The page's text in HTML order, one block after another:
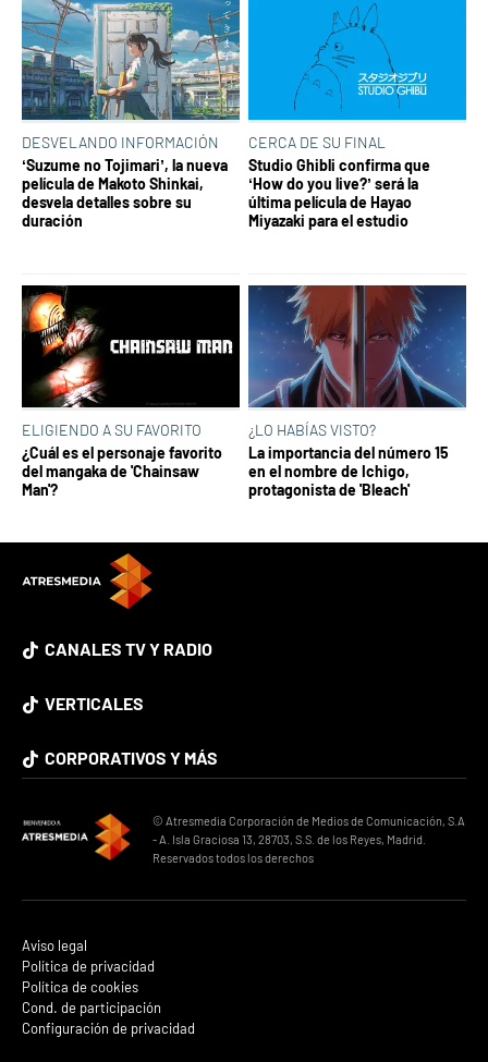
DESVELANDO INFORMACIÓN
‘Suzume no Tojimari’, la nueva
película de Makoto Shinkai,
desvela detalles sobre su
duración
CERCA DE SU FINAL
Studio Ghibli confirma que
‘How do you live?’ será la
última película de Hayao
Miyazaki para el estudio
ELIGIENDO A SU FAVORITO
¿Cuál es el personaje favorito
del mangaka de 'Chainsaw
Man'?
¿LO HABÍAS VISTO?
La importancia del número 15
en el nombre de Ichigo,
protagonista de 'Bleach'
CANALES TV Y RADIO
VERTICALES
CORPORATIVOS Y MÁS
© Atresmedia Corporación de Medios de Comunicación, S.A
- A. Isla Graciosa 13, 28703, S.S. de los Reyes, Madrid.
Reservados todos los derechos
Aviso legal
Política de privacidad
Política de cookies
Cond. de participación
Configuración de privacidad